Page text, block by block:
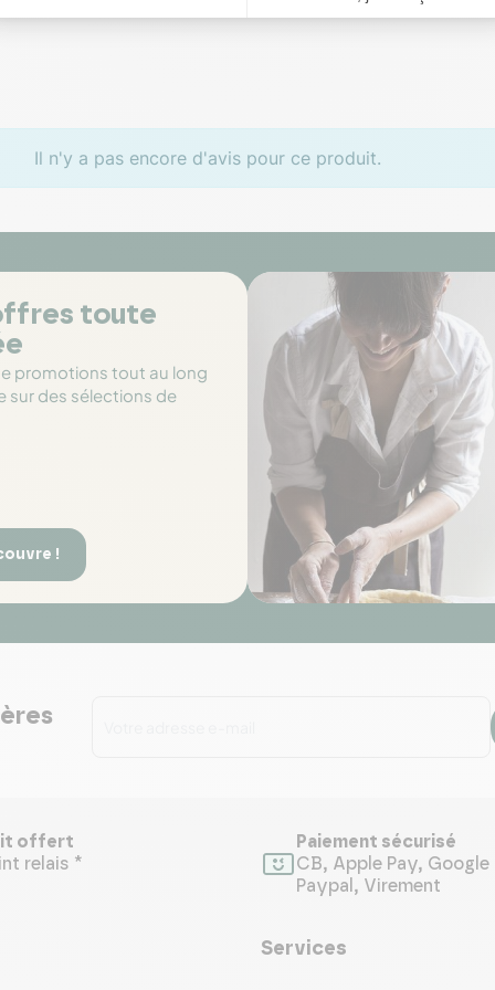
Il n'y a pas encore d'avis pour ce produit.
toute
promotions tout au long
sur des sélections de
!
offert
relais *
Paiement sécurisé
CB, Apple Pay, Google
Paypal, Virement
Services